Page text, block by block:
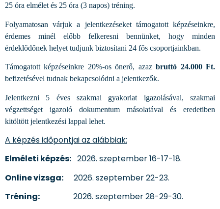
25 óra elmélet és 25 óra (3 napos) tréning.
Folyamatosan várjuk a jelentkezéseket támogatott képzéseinkre,
érdemes minél előbb felkeresni bennünket, hogy minden
érdeklődőnek helyet tudjunk biztosítani 24 fős csoportjainkban.
Támogatott képzéseinkre 20%-os önerő, azazbruttó 24.000 Ft.
befizetésével tudnak bekapcsolódni a jelentkezők.
Jelentkezni 5 éves szakmai gyakorlat igazolásával, szakmai
végzettséget igazoló dokumentum másolatával és eredetiben
kitöltött jelentkezési lappal lehet.
A képzés időpontjai az alábbiak:
Elméleti képzés: 2026. szeptember 16-17-18.
Online vizsga: 2026. szeptember 22-23.
Tréning: 2026. szeptember 28-29-30.